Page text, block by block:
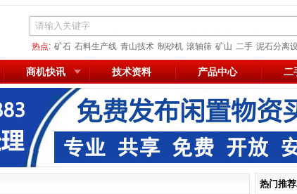
热点: 矿石 石料生产线 青山技术 制砂机 滚轴筛 矿山 二手 泥石分离
商机快讯 技术资料 产品中心 二
热门推